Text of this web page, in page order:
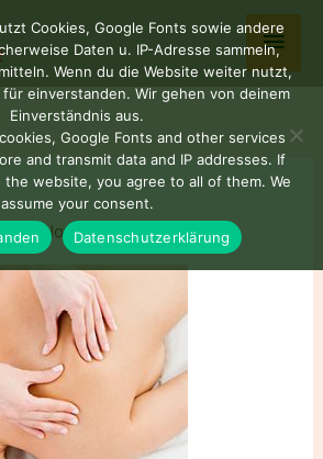
/7. November 2022
Cookies, Google Fonts sowie andere
Daten u. IP-Adresse sammeln,
Wenn du die Website weiter nutzt,
einverstanden. Wir gehen von deinem
Einverständnis aus.
Google Fonts and other services
and transmit data and IP addresses. If
website, you agree to all of them. We
assume your consent.
Datenschutzerklärung